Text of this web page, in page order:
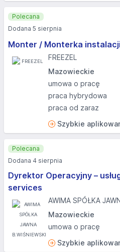
Monter / Monterka instalacji
FREEZEL
Mazowieckie
umowa o pracę
praca hybrydowa
praca od zaraz
Szybkie
Polecana
Dodana 5 sierpnia
Dyrektor Operacyjny –
services
AWIMA SPÓŁKA
Mazowieckie
umowa o pracę
Szybkie
Polecana
Dodana 4 sierpnia